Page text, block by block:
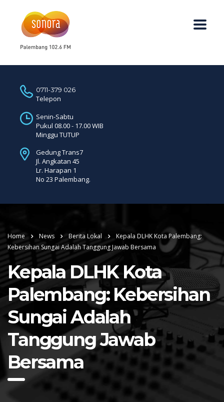
0711-379 026
Telepon
Senin-Sabtu
Pukul 08.00 - 17.00 WIB
Minggu TUTUP
Gedung Trans7
Jl. Angkatan 45
Lr. Harapan 1
No 23 Palembang.
Home News Berita Lokal
Kepala DLHK Kota Palembang:
Kebersihan Sungai Adalah Tanggung Jawab Bersama
Kepala DLHK Kota
Palembang: Kebersihan
Sungai Adalah
Tanggung Jawab
Bersama